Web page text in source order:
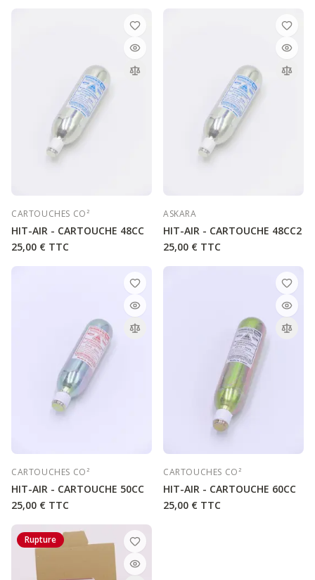
CARTOUCHES CO²
HIT-AIR - CARTOUCHE 48CC
25,00 € TTC
ASKARA
HIT-AIR - CARTOUCHE 48CC2
25,00 € TTC
CARTOUCHES CO²
HIT-AIR - CARTOUCHE 50CC
25,00 € TTC
CARTOUCHES CO²
HIT-AIR - CARTOUCHE 60CC
25,00 € TTC
Rupture